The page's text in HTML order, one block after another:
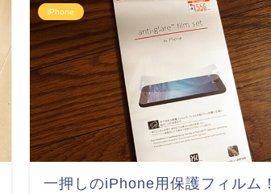
iPhone
一押しのiPhone用保護フィルム